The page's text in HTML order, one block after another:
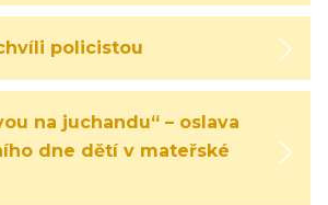
policistou
na juchandu“ – oslava
dne dětí v mateřské